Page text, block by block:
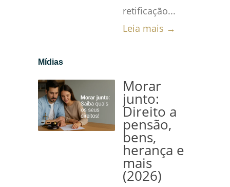
retificação...
Leia mais →
Mídias
Morar
junto:
Direito a
pensão,
bens,
herança e
mais
(2026)